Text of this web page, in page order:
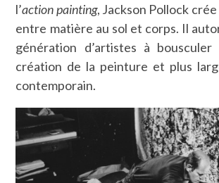
l’action painting, Jackson Pollock
entre matière au sol et corps. Il
génération d’artistes à
création de la peinture et plus
contemporain.